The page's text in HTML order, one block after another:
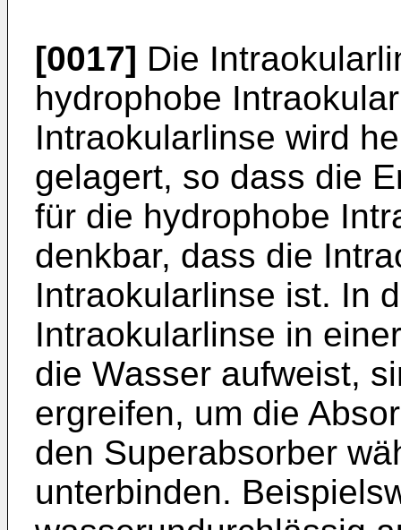
[0017] Die
hydrophobe
Intraokularlinse wird
gelagert, so dass die
für die hydrophobe
denkbar, dass die
Intraokularlinse ist. In
Intraokularlinse in
die Wasser aufweist,
ergreifen, um die
den Superabsorber
unterbinden.